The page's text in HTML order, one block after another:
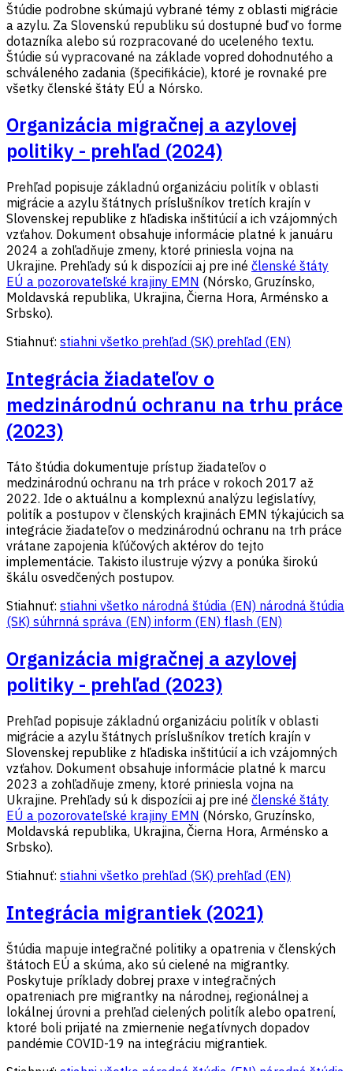
Štúdie podrobne skúmajú vybrané témy z oblasti migrácie
a azylu. Za Slovenskú republiku sú dostupné buď vo forme
dotazníka alebo sú rozpracované do uceleného textu.
Štúdie sú vypracované na základe vopred dohodnutého a
schváleného zadania (špecifikácie), ktoré je rovnaké pre
všetky členské štáty EÚ a Nórsko.
Organizácia migračnej a azylovej
politiky - prehľad (2024)
Prehľad popisuje základnú organizáciu politík v oblasti
migrácie a azylu štátnych príslušníkov tretích krajín v
Slovenskej republike z hľadiska inštitúcií a ich vzájomných
vzťahov. Dokument obsahuje informácie platné k januáru
2024 a zohľadňuje zmeny, ktoré priniesla vojna na
Ukrajine. Prehľady sú k dispozícii aj pre iné členské štáty
EÚ a pozorovateľské krajiny EMN (Nórsko, Gruzínsko,
Moldavská republika, Ukrajina, Čierna Hora, Arménsko a
Srbsko).
Stiahnuť: stiahni všetko prehľad (SK) prehľad (EN)
Integrácia žiadateľov o
medzinárodnú ochranu na trhu práce
(2023)
Táto štúdia dokumentuje prístup žiadateľov o
medzinárodnú ochranu na trh práce v rokoch 2017 až
2022. Ide o aktuálnu a komplexnú analýzu legislatívy,
politík a postupov v členských krajinách EMN týkajúcich sa
integrácie žiadateľov o medzinárodnú ochranu na trh práce
vrátane zapojenia kľúčových aktérov do tejto
implementácie. Takisto ilustruje výzvy a ponúka širokú
škálu osvedčených postupov.
Stiahnuť: stiahni všetko národná štúdia (EN) národná štúdia
(SK) súhrnná správa (EN) inform (EN) flash (EN)
Organizácia migračnej a azylovej
politiky - prehľad (2023)
Prehľad popisuje základnú organizáciu politík v oblasti
migrácie a azylu štátnych príslušníkov tretích krajín v
Slovenskej republike z hľadiska inštitúcií a ich vzájomných
vzťahov. Dokument obsahuje informácie platné k marcu
2023 a zohľadňuje zmeny, ktoré priniesla vojna na
Ukrajine. Prehľady sú k dispozícii aj pre iné členské štáty
EÚ a pozorovateľské krajiny EMN (Nórsko, Gruzínsko,
Moldavská republika, Ukrajina, Čierna Hora, Arménsko a
Srbsko).
Stiahnuť: stiahni všetko prehľad (SK) prehľad (EN)
Integrácia migrantiek (2021)
Štúdia mapuje integračné politiky a opatrenia v členských
štátoch EÚ a skúma, ako sú cielené na migrantky.
Poskytuje príklady dobrej praxe v integračných
opatreniach pre migrantky na národnej, regionálnej a
lokálnej úrovni a prehľad cielených politík alebo opatrení,
ktoré boli prijaté na zmiernenie negatívnych dopadov
pandémie COVID-19 na integráciu migrantiek.